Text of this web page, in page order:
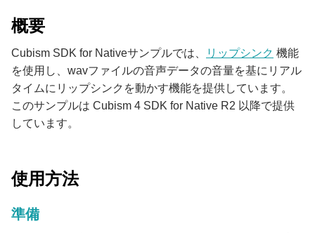
概要
Cubism SDK for Nativeサンプルでは、 リップシンク 機能
を使用し、wavファイルの音声データの音量を基にリアル
タイムにリップシンクを動かす機能を提供しています。
このサンプルは Cubism 4 SDK for Native R2 以降で提供
しています。
使用方法
準備